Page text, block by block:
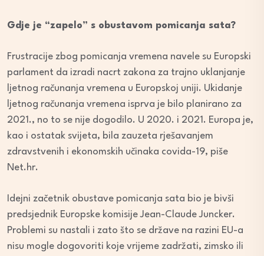
Gdje je “zapelo” s obustavom pomicanja sata?
Frustracije zbog pomicanja vremena navele su Europski
parlament da izradi nacrt zakona za trajno uklanjanje
ljetnog računanja vremena u Europskoj uniji. Ukidanje
ljetnog računanja vremena isprva je bilo planirano za
2021., no to se nije dogodilo. U 2020. i 2021. Europa je,
kao i ostatak svijeta, bila zauzeta rješavanjem
zdravstvenih i ekonomskih učinaka covida-19, piše
Net.hr.
Idejni začetnik obustave pomicanja sata bio je bivši
predsjednik Europske komisije Jean-Claude Juncker.
Problemi su nastali i zato što se države na razini EU-a
nisu mogle dogovoriti koje vrijeme zadržati, zimsko ili